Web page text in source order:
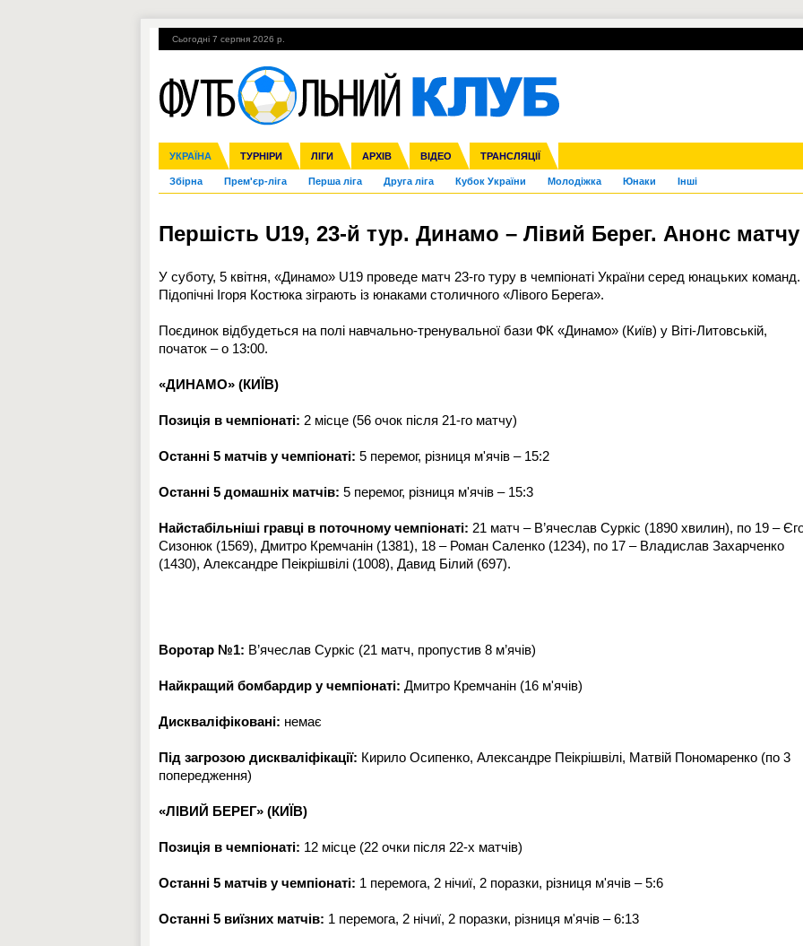
Сьогодні 7 серпня 2026 р.
УКРАЇНА ТУРНІРИ ЛІГИ АРХІВ ВІДЕО ТРАНСЛЯЦІЇ
Збірна Прем'єр-ліга Перша ліга Друга ліга Кубок України Молодіжка Юнаки Інші
Ліга чемпіонів Ліга Європи Міжнародні Ліга націй Ліга конференцій
Англія Іспанія Італія Німеччина Франція Інші
ЧС-2014 ЄВРО-2016 Росія Кубок конфедерацій ЧЄ-2015 (U-21)
Гарячі теми УПЛ, 1-й тур ВІЙНА УПЛ-ПЕРЕХОДИ
Першість U19, 23-й тур. Динамо – Лівий Берег. Анонс матчу
У суботу, 5 квітня, «Динамо» U19 проведе матч 23-го туру в чемпіонаті України серед юнацьких команд.
Підопічні Ігоря Костюка зіграють із юнаками столичного «Лівого Берега».
Поєдинок відбудеться на полі навчально-тренувальної бази ФК «Динамо» (Київ) у Віті-Литовській,
початок – о 13:00.
«ДИНАМО» (КИЇВ)
Позиція в чемпіонаті: 2 місце (56 очок після 21-го матчу)
Останні 5 матчів у чемпіонаті: 5 перемог, різниця м'ячів – 15:2
Останні 5 домашніх матчів: 5 перемог, різниця м'ячів – 15:3
Найстабільніші гравці в поточному чемпіонаті: 21 матч – В’ячеслав Суркіс (1890 хвилин), по 19 –
Сизонюк (1569), Дмитро Кремчанін (1381), 18 – Роман Саленко (1234), по 17 – Владислав Захарченко
(1430), Александре Пеікрішвілі (1008), Давид Білий (697).
Воротар №1: В’ячеслав Суркіс (21 матч, пропустив 8 м’ячів)
Найкращий бомбардир у чемпіонаті: Дмитро Кремчанін (16 м'ячів)
Дискваліфіковані: немає
Під загрозою дискваліфікації: Кирило Осипенко, Александре Пеікрішвілі, Матвій Пономаренко (по 3
попередження)
«ЛІВИЙ БЕРЕГ» (КИЇВ)
Позиція в чемпіонаті: 12 місце (22 очки після 22-х матчів)
Останні 5 матчів у чемпіонаті: 1 перемога, 2 нічиї, 2 поразки, різниця м'ячів – 5:6
Останні 5 виїзних матчів: 1 перемога, 2 нічиї, 2 поразки, різниця м'ячів – 6:13